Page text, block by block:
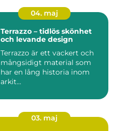
04. maj
Terrazzo – tidlös skönhet
och levande design
Terrazzo är ett vackert och
mångsidigt material som
har en lång historia inom
arkit...
03. maj